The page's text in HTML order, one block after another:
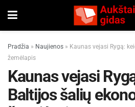
Pradžia » Naujienos » Kaunas vejasi Rygą:
žemėlapis
Kaunas vejasi
Baltijos šalių